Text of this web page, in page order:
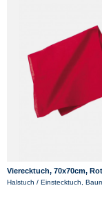
Vierecktuch, 70x70cm, Rot
Halstuch / Einstecktuch,